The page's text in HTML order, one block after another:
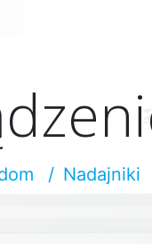
Nadajniki